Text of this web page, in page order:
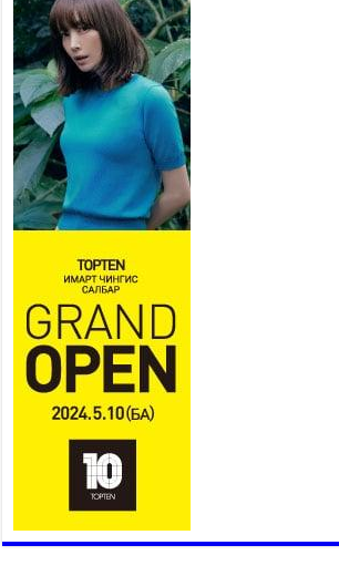
нийслэлийн эрүүл мэндийн
байгууллагууд дараах
хуваарийн дагуу ажиллана
2026 оны 7 сар 15 / 11 цаг 18 минут
Үндэсний их баяр наадам
эхэллээ
2026 оны 7 сар 15 / 11 цаг 14 минут
Үер усны аюулаас сэргийлж, нийслэлийн Онцгой
байдлын газрын 162 алба хаагч үүрэг гүйцэтгэж
байна
2026 оны 7 сар 15 / 11 цаг 07 минут
Үндэсний их сурын харваанд 850 харваач цэц
мэргэнээ сорьж байна
2026 оны 7 сар 15 / 11 цаг 03 минут
Төв цэнгэлдэхийн эргэн тойронд
2026 оны 7 сар 15 / 10 цаг 58 минут
Үндэсний их баяр наадмын шагайн харваа
насанд хүрэгчдийн багийн харваагаар
үргэлжилж байна
2026 оны 7 сар 15 / 10 цаг 52 минут
Үндэсний их баяр наадмын хүчит бөхийн